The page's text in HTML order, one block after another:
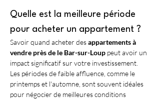
Quelle est la meilleure période
pour acheter un appartement ?
Savoir quand acheter des appartements à
vendre près de le Bar-sur-Loup peut avoir un
impact significatif sur votre investissement.
Les périodes de faible affluence, comme le
printemps et l'automne, sont souvent idéales
pour négocier de meilleures conditions